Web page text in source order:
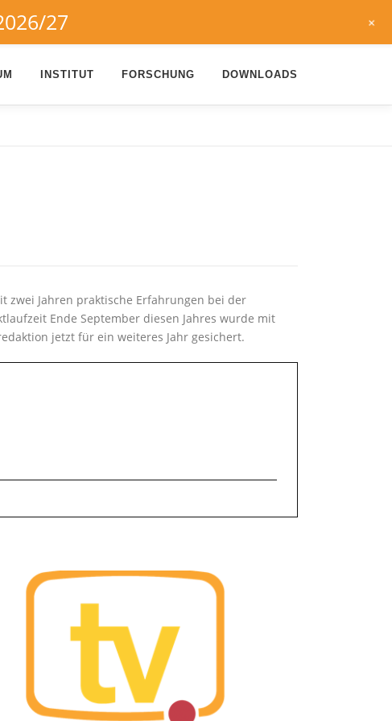
INSTITUT FORSCHUNG DOWNLOADS
zwei Jahren praktische Erfahrungen bei der
Ende September diesen Jahres wurde mit
jetzt für ein weiteres Jahr gesichert.
27 +